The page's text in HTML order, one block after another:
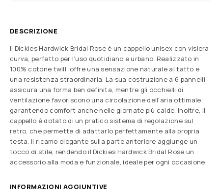
DESCRIZIONE
Il Dickies Hardwick Bridal Rose è un cappello unisex con visiera
curva, perfetto per l’uso quotidiano e urbano. Realizzato in
100% cotone twill, offre una sensazione naturale al tatto e
una resistenza straordinaria. La sua costruzione a 6 pannelli
assicura una forma ben definita, mentre gli occhielli di
ventilazione favoriscono una circolazione dell’aria ottimale,
garantendo comfort anche nelle giornate più calde. Inoltre, il
cappello è dotato di un pratico sistema di regolazione sul
retro, che permette di adattarlo perfettamente alla propria
testa. Il ricamo elegante sulla parte anteriore aggiunge un
tocco di stile, rendendo il Dickies Hardwick Bridal Rose un
accessorio alla moda e funzionale, ideale per ogni occasione.
INFORMAZIONI AGGIUNTIVE